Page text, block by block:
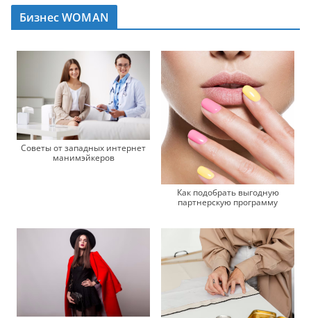
Бизнес WOMAN
Советы от западных интернет
манимэйкеров
Как подобрать выгодную
партнерскую программу